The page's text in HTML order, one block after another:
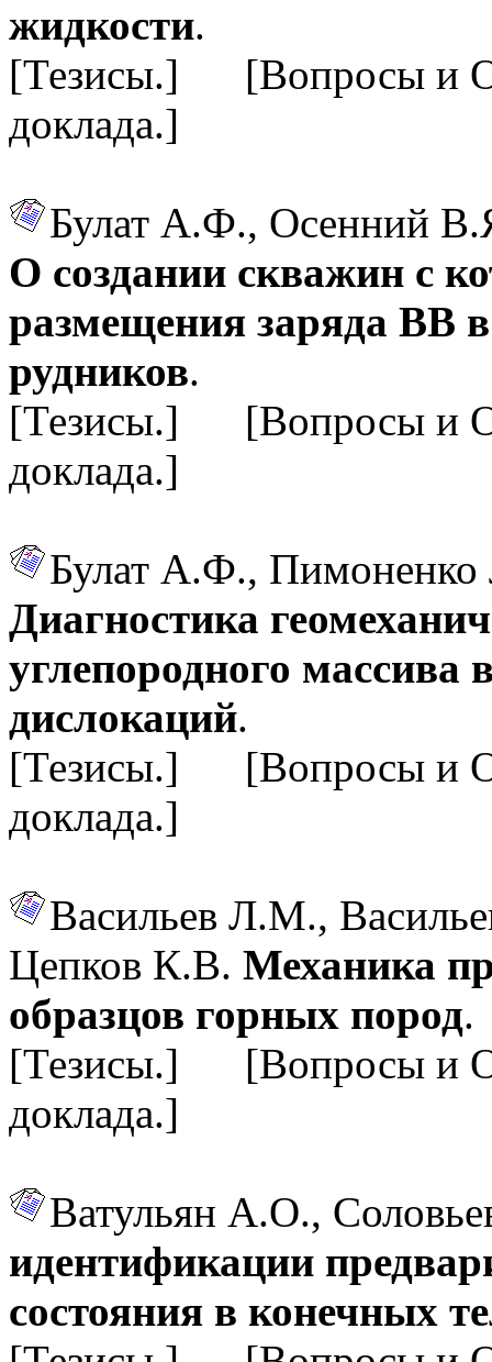
жидкости.
[Тезисы.] [Вопросы и
доклада.]
Булат А.Ф., Осенний
О создании скважин с
размещения заряда ВВ
рудников.
[Тезисы.] [Вопросы и
доклада.]
Булат А.Ф.,
Диагностика
углепородного массива
дислокаций.
[Тезисы.] [Вопросы и
доклада.]
Васильев Л.М.,
Цепков К.В. Механика
образцов горных пород.
[Тезисы.] [Вопросы и
доклада.]
Ватульян А.О.,
идентификации
состояния в конечных